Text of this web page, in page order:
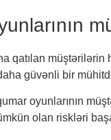
qatılan
güvənli bir
oyunlarının
olan riskləri